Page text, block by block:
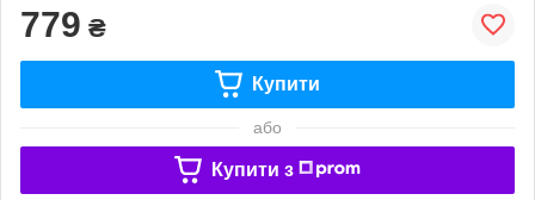
779 ₴
Купити
або
Купити з